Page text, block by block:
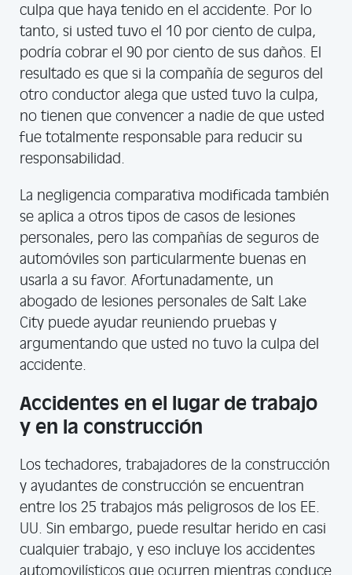
culpa que haya tenido en el accidente. Por lo
tanto, si usted tuvo el 10 por ciento de culpa,
podría cobrar el 90 por ciento de sus daños. El
resultado es que si la compañía de seguros del
otro conductor alega que usted tuvo la culpa,
no tienen que convencer a nadie de que usted
fue totalmente responsable para reducir su
responsabilidad.
La negligencia comparativa modificada también
se aplica a otros tipos de casos de lesiones
personales, pero las compañías de seguros de
automóviles son particularmente buenas en
usarla a su favor. Afortunadamente, un
abogado de lesiones personales de Salt Lake
City puede ayudar reuniendo pruebas y
argumentando que usted no tuvo la culpa del
accidente.
Accidentes en el lugar de trabajo
y en la construcción
Los techadores, trabajadores de la construcción
y ayudantes de construcción se encuentran
entre los 25 trabajos más peligrosos de los EE.
UU. Sin embargo, puede resultar herido en casi
cualquier trabajo, y eso incluye los accidentes
automovilísticos que ocurren mientras conduce